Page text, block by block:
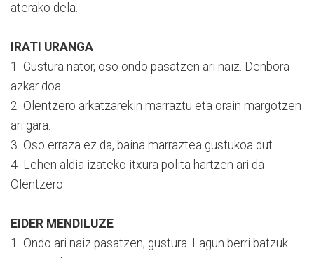
aterako dela.
IRATI URANGA
1 Gustura nator, oso ondo pasatzen ari naiz. Denbora
azkar doa.
2 Olentzero arkatzarekin marraztu eta orain margotzen
ari gara.
3 Oso erraza ez da, baina marraztea gustukoa dut.
4 Lehen aldia izateko itxura polita hartzen ari da
Olentzero.
EIDER MENDILUZE
1 Ondo ari naiz pasatzen; gustura. Lagun berri batzuk